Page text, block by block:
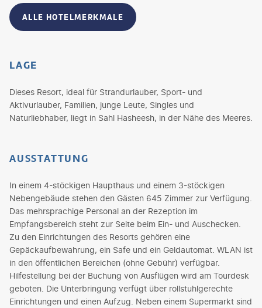
ALLE HOTELMERKMALE
LAGE
Dieses Resort, ideal für Strandurlauber, Sport- und
Aktivurlauber, Familien, junge Leute, Singles und
Naturliebhaber, liegt in Sahl Hasheesh, in der Nähe des Meeres.
AUSSTATTUNG
In einem 4-stöckigen Haupthaus und einem 3-stöckigen
Nebengebäude stehen den Gästen 645 Zimmer zur Verfügung.
Das mehrsprachige Personal an der Rezeption im
Empfangsbereich steht zur Seite beim Ein- und Auschecken.
Zu den Einrichtungen des Resorts gehören eine
Gepäckaufbewahrung, ein Safe und ein Geldautomat. WLAN ist
in den öffentlichen Bereichen (ohne Gebühr) verfügbar.
Hilfestellung bei der Buchung von Ausflügen wird am Tourdesk
geboten. Die Unterbringung verfügt über rollstuhlgerechte
Einrichtungen und einen Aufzug. Neben einem Supermarkt sind